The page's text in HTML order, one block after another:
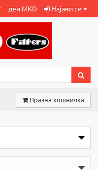
ден MKD Најави се
Празна кошничка